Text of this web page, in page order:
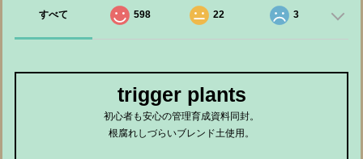
すべて 598 22 3
trigger plants
初心者も安心の管理育成資料同封。
根腐れしづらいブレンド土使用。